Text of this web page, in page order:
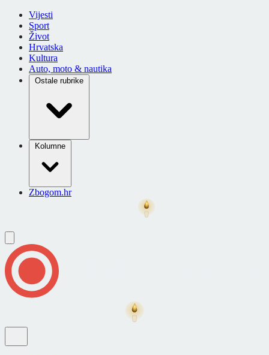
Vijesti
Sport
Život
Hrvatska
Kultura
Auto, moto & nautika
Ostale rubrike
Kolumne
Zbogom.hr